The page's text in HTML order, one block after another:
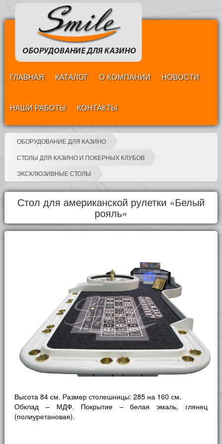
ГЛАВНАЯ КАТАЛОГ О КОМПАНИИ НОВОСТИ
НАШИ РАБОТЫ КОНТАКТЫ
ОБОРУДОВАНИЕ ДЛЯ КАЗИНО
СТОЛЫ ДЛЯ КАЗИНО И ПОКЕРНЫХ КЛУБОВ
ЭКСКЛЮЗИВНЫЕ СТОЛЫ
Стол для американской рулетки «Белый
рояль»
Высота 84 см. Размер столешницы: 285 на 160 см.
Обклад – МДФ. Покрытие – белая эмаль, глянец
(полиуретановая).